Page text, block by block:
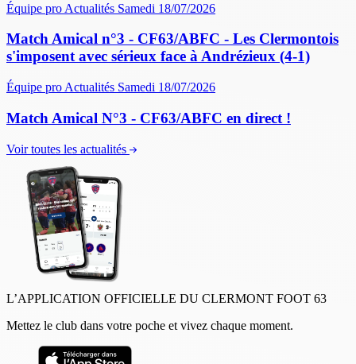
Équipe pro Actualités Samedi 18/07/2026
Match Amical n°3 - CF63/ABFC - Les Clermontois
s'imposent avec sérieux face à Andrézieux (4-1)
Équipe pro Actualités Samedi 18/07/2026
Match Amical N°3 - CF63/ABFC en direct !
Voir toutes les actualités
L’APPLICATION OFFICIELLE DU CLERMONT FOOT 63
Mettez le club dans votre poche et vivez chaque moment.